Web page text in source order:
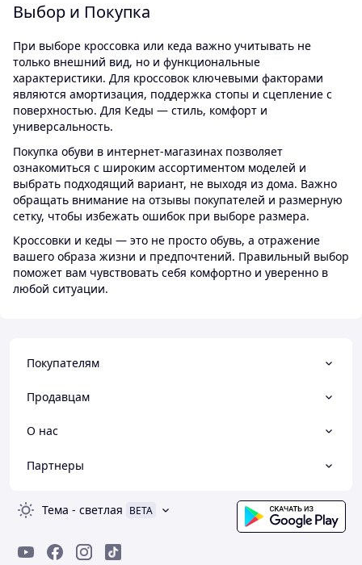
Выбор и Покупка
При выборе кроссовка или кеда важно учитывать не
только внешний вид, но и функциональные
характеристики. Для кроссовок ключевыми факторами
являются амортизация, поддержка стопы и сцепление с
поверхностью. Для Кеды — стиль, комфорт и
универсальность.
Покупка обуви в интернет-магазинах позволяет
ознакомиться с широким ассортиментом моделей и
выбрать подходящий вариант, не выходя из дома. Важно
обращать внимание на отзывы покупателей и размерную
сетку, чтобы избежать ошибок при выборе размера.
Кроссовки и кеды — это не просто обувь, а отражение
вашего образа жизни и предпочтений. Правильный выбор
поможет вам чувствовать себя комфортно и уверенно в
любой ситуации.
Покупателям
Продавцам
О нас
Партнеры
Тема - светлая BETA